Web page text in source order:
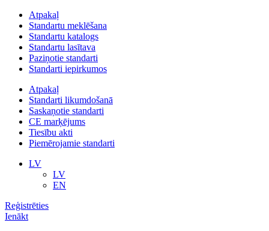
Atpakaļ
Standartu meklēšana
Standartu katalogs
Standartu lasītava
Paziņotie standarti
Standarti iepirkumos
Atpakaļ
Standarti likumdošanā
Saskaņotie standarti
CE marķējums
Tiesību akti
Piemērojamie standarti
LV
LV
EN
Reģistrēties
Ienākt